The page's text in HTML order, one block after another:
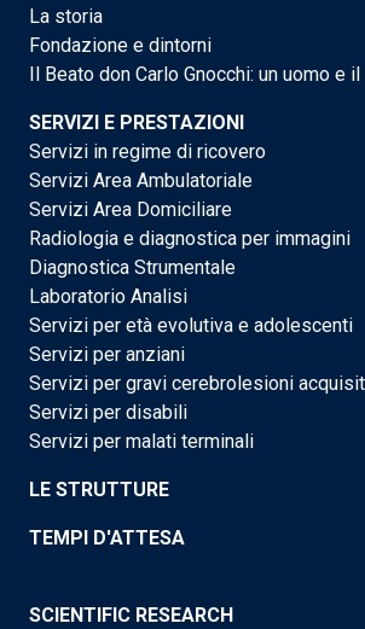
La storia
Fondazione e dintorni
Il Beato don Carlo Gnocchi: un uomo e
SERVIZI E PRESTAZIONI
Servizi in regime di ricovero
Servizi Area Ambulatoriale
Servizi Area Domiciliare
Radiologia e diagnostica per immagini
Diagnostica Strumentale
Laboratorio Analisi
Servizi per età evolutiva e adolescenti
Servizi per anziani
Servizi per gravi cerebrolesioni
Servizi per disabili
Servizi per malati terminali
LE STRUTTURE
TEMPI D'ATTESA
SCIENTIFIC RESEARCH